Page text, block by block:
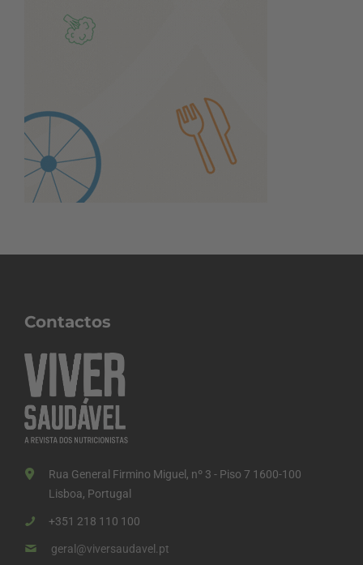
Contactos
Rua General Firmino Miguel, nº 3 - Piso 7 1600-100
Lisboa, Portugal
+351 218 110 100
geral@viversaudavel.pt